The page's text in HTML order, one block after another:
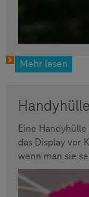
Mehr lesen
Eine
das Display vor
wenn man sie